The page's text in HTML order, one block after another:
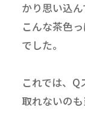
かり思い込ん
こんな茶色
でした。
これでは、
取れないのも